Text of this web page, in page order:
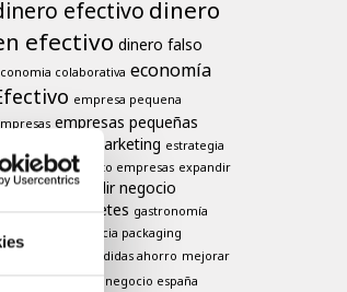
efectivo dinero
efectivo dinero falso
colaborativa economía
empresa pequena
empresas pequeñas
estrategia de marketing estrategia
europa exito empresas expandir
expandir negocio
billetes gastronomía
importancia packaging
medidas ahorro mejorar
negocio negocio españa